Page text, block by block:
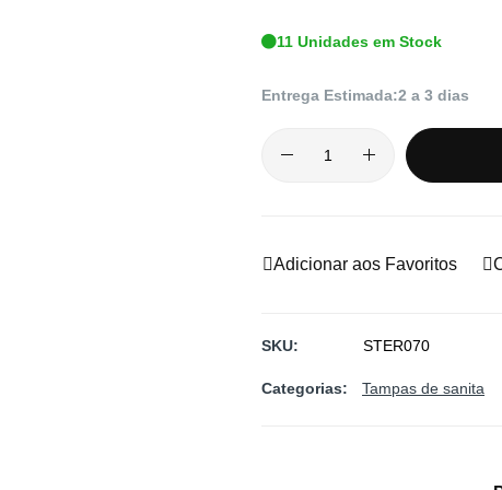
11 Unidades em Stock
Entrega Estimada:2 a 3 dias
Adicionar aos Favoritos
SKU STER070
Categorias: Tampas de sanita